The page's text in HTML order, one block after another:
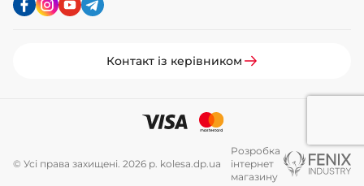
Контакт із керівником
© Усі права захищені. 2026 р. kolesa.dp.ua
Розробка
інтернет
магазину